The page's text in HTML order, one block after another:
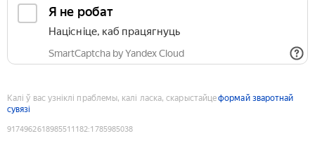
Я не робат
Націсніце, каб працягнуць
SmartCaptcha by Yandex Cloud
Калі ў вас узніклі праблемы, калі ласка, скарыстайцеформай зваротнай
сувязі
9174962618985511182:1785985038